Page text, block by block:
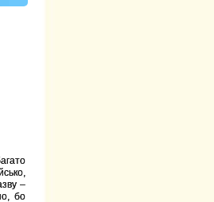
–
бо